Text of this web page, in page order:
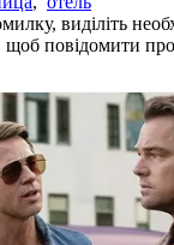
виділіть
щоб повідомити